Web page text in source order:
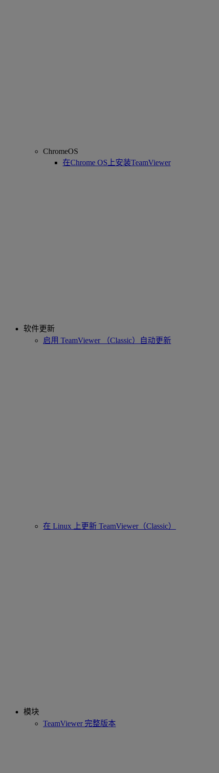
ChromeOS
在Chrome OS上安装TeamViewer
软件更新
启用 TeamViewer （Classic）自动更新
在 Linux 上更新 TeamViewer（Classic）
模块
TeamViewer 完整版本